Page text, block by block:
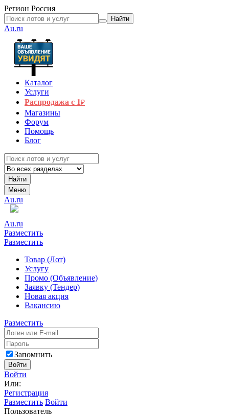
Регион Россия
Найти
Au.ru
Каталог
Услуги
Распродажа с 1₽
Магазины
Форум
Помощь
Блог
Найти
Меню
Au.ru
Au.ru
Разместить
Разместить
Товар (Лот)
Услугу
Промо (Объявление)
Заявку (Тендер)
Новая акция
Вакансию
Разместить
Запомнить
Войти
Войти
Или:
Регистрация
Разместить Войти
Пользователь